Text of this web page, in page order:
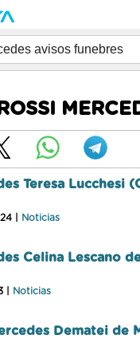
Teresa Lucchesi
| Noticias
Celina Lescano
| Noticias
Dematei de